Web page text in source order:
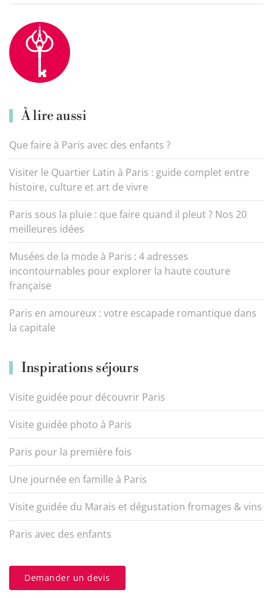
À lire aussi
Que faire à Paris avec des enfants ?
Visiter le Quartier Latin à Paris : guide complet entre
histoire, culture et art de vivre
Paris sous la pluie : que faire quand il pleut ? Nos 20
meilleures idées
Musées de la mode à Paris : 4 adresses
incontournables pour explorer la haute couture
française
Paris en amoureux : votre escapade romantique dans
la capitale
Inspirations séjours
Visite guidée pour découvrir Paris
Visite guidée photo à Paris
Paris pour la première fois
Une journée en famille à Paris
Visite guidée du Marais et dégustation fromages & vins
Paris avec des enfants
Demander un devis